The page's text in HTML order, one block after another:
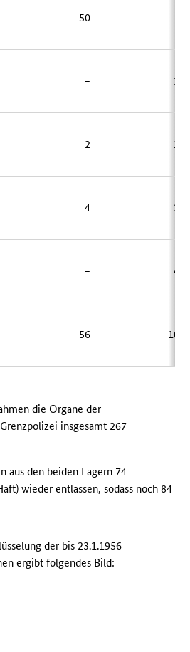
50
– 18
2 22
4 21
– 41
56 102
die Organe der
insgesamt 267
aus den beiden Lagern 74
wieder entlassen, sodass noch 84
der bis 23.1.1956
ergibt folgendes Bild: